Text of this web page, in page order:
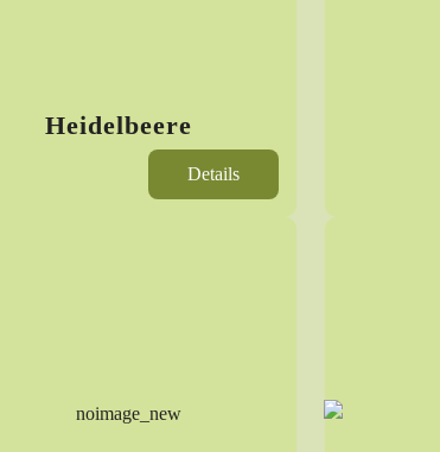
Heidelbeere
Details